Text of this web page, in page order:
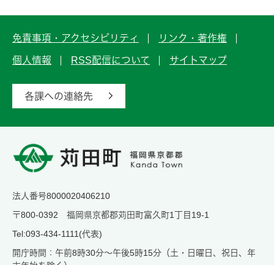
免責事項・アクセシビリティ リンク・著作権
個人情報 RSS配信について サイトマップ
各課への連絡先
法人番号8000020406210
〒800-0392 福岡県京都郡苅田町富久町1丁目19-1
Tel:093-434-1111(代表)
開庁時間：午前8時30分～午後5時15分（土・日曜日、祝日、年